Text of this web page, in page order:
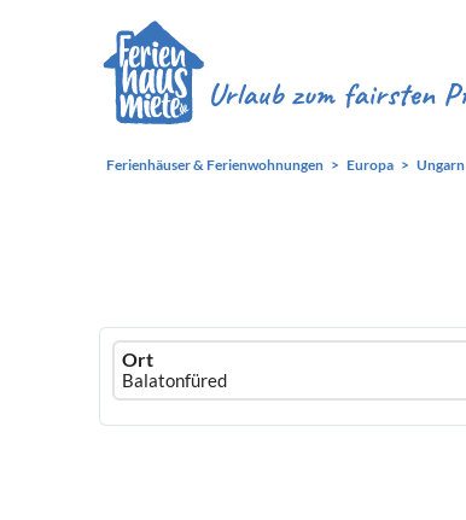
Ferienhäuser & Ferienwohnungen Europa Ungarn
Ferienhausmiete
logo
Ort